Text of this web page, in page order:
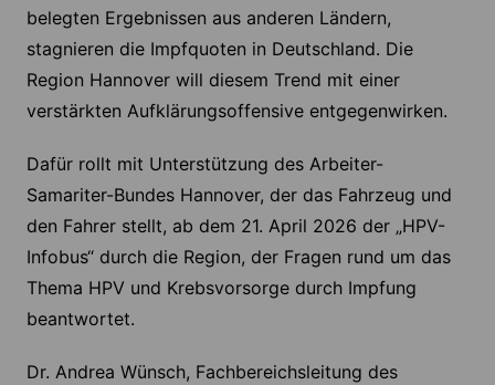
belegten Ergebnissen aus anderen Ländern,
stagnieren die Impfquoten in Deutschland. Die
Region Hannover will diesem Trend mit einer
verstärkten Aufklärungsoffensive entgegenwirken.
Dafür rollt mit Unterstützung des Arbeiter-
Samariter-Bundes Hannover, der das Fahrzeug und
den Fahrer stellt, ab dem 21. April 2026 der „HPV-
Infobus“ durch die Region, der Fragen rund um das
Thema HPV und Krebsvorsorge durch Impfung
beantwortet.
Dr. Andrea Wünsch, Fachbereichsleitung des